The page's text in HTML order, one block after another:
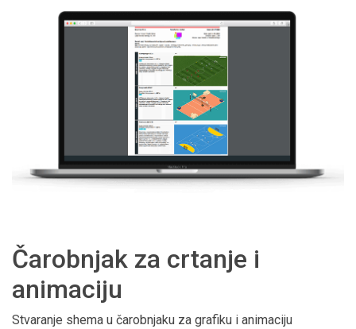
Čarobnjak za crtanje i
animaciju
Stvaranje shema u čarobnjaku za grafiku i animaciju